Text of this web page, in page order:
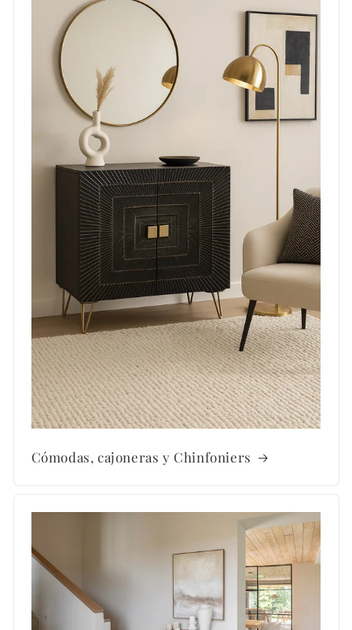
Cómodas, cajoneras y Chinfoniers